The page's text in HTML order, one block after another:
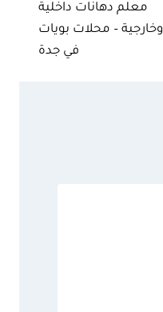
معلم دهانات داخلية
وخارجية – محلات بويات
في جدة